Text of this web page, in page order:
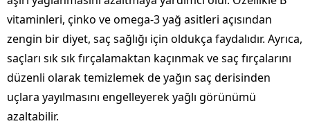
vitaminleri, çinko ve omega-3 yağ asitleri açısından
zengin bir diyet, saç sağlığı için oldukça faydalıdır. Ayrıca,
saçları sık sık fırçalamaktan kaçınmak ve saç fırçalarını
düzenli olarak temizlemek de yağın saç derisinden
uçlara yayılmasını engelleyerek yağlı görünümü
azaltabilir.